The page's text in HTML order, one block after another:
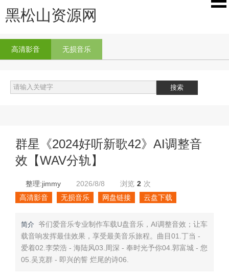
黑松山资源网
高清影音 无损音乐
群星《2024好听新歌42》AI调整音
效【WAV分轨】
整理:jimmy 2026/8/8 浏览 2 次
高清影音
无损音乐 网盘链接 云盘下载
简介
爷们爱音乐专业制作车载U盘音乐，AI调整音效；让车
载音响发挥最佳效果，享受最美音乐旅程。曲目01.丁当 -
爱着02.李荣浩 - 海陆风03.周深 - 奉时光予你04.郭富城 - 您
05.吴克群 - 即兴的誓 烂尾的诗06.